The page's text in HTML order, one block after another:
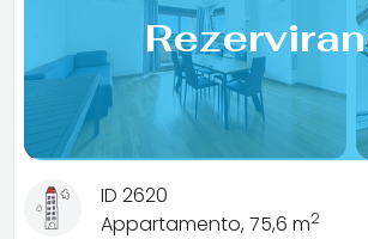
ID 2620
Appartamento, 75,6 m2